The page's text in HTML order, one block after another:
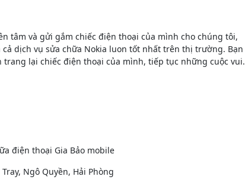
tâm và gửi gắm chiếc điện thoại của mình cho chúng tôi,
dịch vụ sửa chữa Nokia luon tốt nhất trên thị trường. Bạn
lại chiếc điện thoại của mình, tiếp tục những cuộc vui.
điện thoại Gia Bảo mobile
Ngô Quyền, Hải Phòng